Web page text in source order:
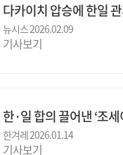
다카이치 압승에 한일
뉴시스 2026.02.09
기사보기
한·일 합의 끌어낸 ‘조
한겨레 2026.01.14
기사보기